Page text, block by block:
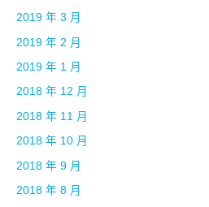
2019 年 3 月
2019 年 2 月
2019 年 1 月
2018 年 12 月
2018 年 11 月
2018 年 10 月
2018 年 9 月
2018 年 8 月